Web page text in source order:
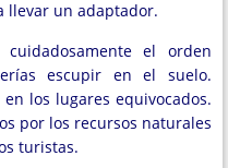
llevar un adaptador.
el orden
escupir en el suelo.
los lugares equivocados.
por los recursos naturales
turistas.